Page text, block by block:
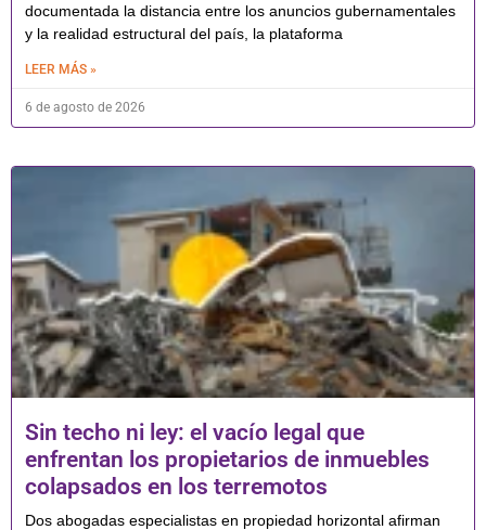
documentada la distancia entre los anuncios gubernamentales
y la realidad estructural del país, la plataforma
LEER MÁS »
6 de agosto de 2026
Sin techo ni ley: el vacío legal que
enfrentan los propietarios de inmuebles
colapsados en los terremotos
Dos abogadas especialistas en propiedad horizontal afirman